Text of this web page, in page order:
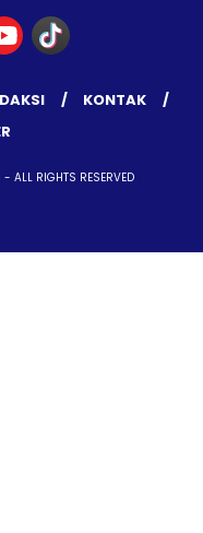
KONTAK
ALL RIGHTS RESERVED